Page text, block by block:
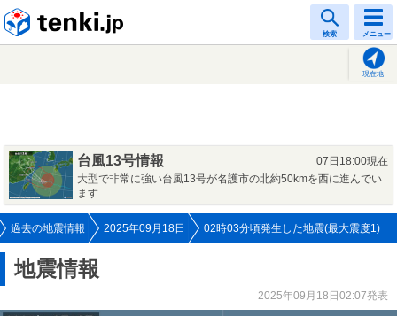
検索 メニュー
現在地
台風13号情報
07日18:00現在
大型で非常に強い台風13号が名護市の北約50kmを西に進んでい
ます
過去の地震情報 2025年09月18日 02時03分頃発生した地震(最大震度1)
地震情報
2025年09月18日02:07発表